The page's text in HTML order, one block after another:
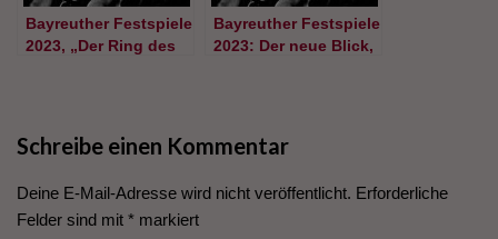
Bayreuther Festspiele
2023, „Der Ring des
Bayreuther Festspiele
2023: Der neue Blick,
Schreibe einen Kommentar
Deine E-Mail-Adresse wird nicht veröffentlicht. Erforderliche
Felder sind mit * markiert